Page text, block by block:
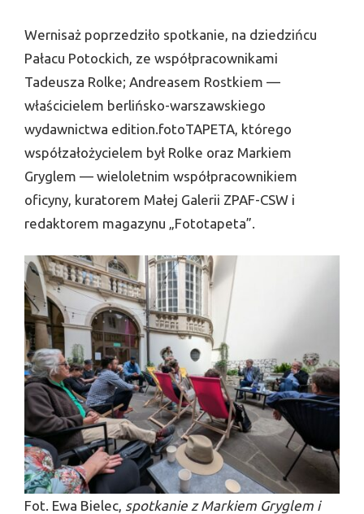
Wernisaż poprzedziło spotkanie, na dziedzińcu
Pałacu Potockich, ze współpracownikami
Tadeusza Rolke; Andreasem Rostkiem —
właścicielem berlińsko-warszawskiego
wydawnictwa edition.fotoTAPETA, którego
współzałożycielem był Rolke oraz Markiem
Gryglem — wieloletnim współpracownikiem
oficyny, kuratorem Małej Galerii ZPAF-CSW i
redaktorem magazynu „Fototapeta”.
Fot. Ewa Bielec, spotkanie z Markiem Gryglem i